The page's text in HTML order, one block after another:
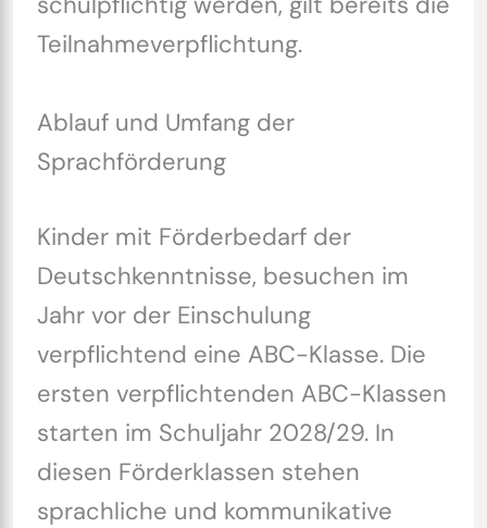
Teilnahmeverpflichtung.
Ablauf und Umfang der
Sprachförderung
Kinder mit Förderbedarf der
Deutschkenntnisse, besuchen im
Jahr vor der Einschulung
verpflichtend eine ABC-Klasse. Die
ersten verpflichtenden ABC-Klassen
starten im Schuljahr 2028/29. In
diesen Förderklassen stehen
sprachliche und kommunikative